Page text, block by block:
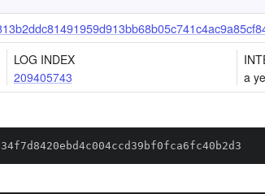
LOG INDEX
209405743
a